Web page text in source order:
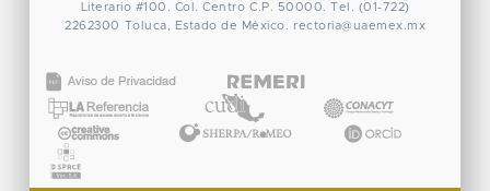
Literario #100. Col. Centro C.P. 50000. Tel. (01-722)
2262300
Toluca, Estado de México. rectoria@uaemex.mx